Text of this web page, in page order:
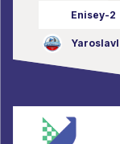
Enisey-2